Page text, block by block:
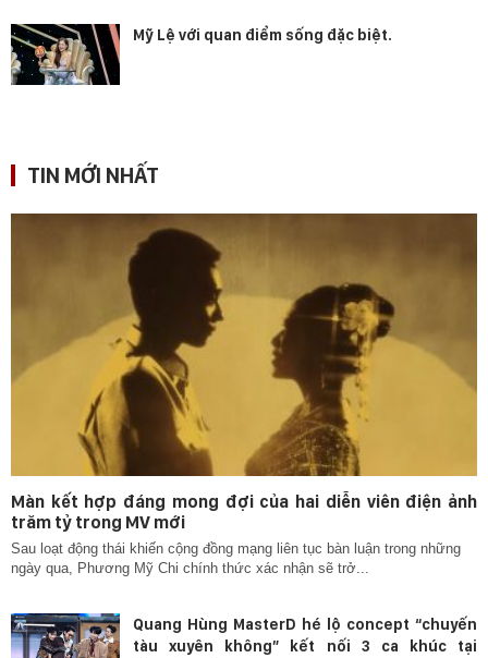
Mỹ Lệ với quan điểm sống đặc biệt.
TIN MỚI NHẤT
Màn kết hợp đáng mong đợi của hai diễn viên điện ảnh
trăm tỷ trong MV mới
Sau loạt động thái khiến cộng đồng mạng liên tục bàn luận trong những
ngày qua, Phương Mỹ Chi chính thức xác nhận sẽ trở...
Quang Hùng MasterD hé lộ concept “chuyến
tàu xuyên không” kết nối 3 ca khúc tại